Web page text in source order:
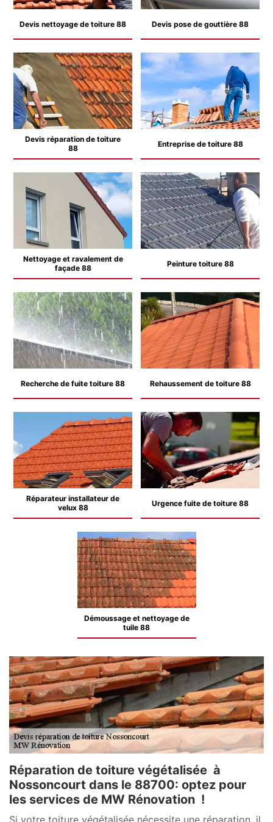
Devis nettoyage de toiture 88 Devis pose de gouttière 88
Devis réparation de toiture
88
Entreprise de toiture 88
Nettoyage et ravalement de
façade 88
Peinture toiture 88
Recherche de fuite toiture 88 Rehaussement de toiture 88
Réparateur installateur de
velux 88
Urgence fuite de toiture 88
Démoussage et nettoyage de
tuile 88
Réparation de toiture végétalisée à
Nossoncourt dans le 88700: optez pour
les services de MW Rénovation !
Si votre toiture végétalisée nécessite une réparation, il